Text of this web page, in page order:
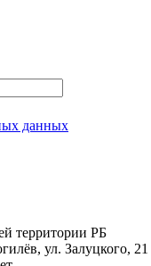
данных
территории РБ
ул. Залуцкого, 21